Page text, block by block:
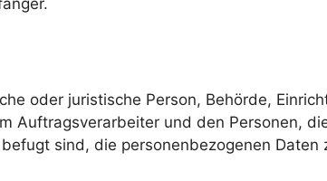
oder juristische Person, Behörde,
Auftragsverarbeiter und den Personen,
sind, die personenbezogenen Daten